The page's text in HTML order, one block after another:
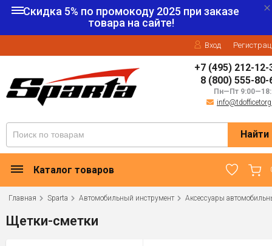
Скидка 5% по промокоду 2025 при заказе
товара на сайте!
Вход
+7 (495) 212-12-
8 (800) 555-80-
Пн—Пт
Найти
Каталог товаров
Главная Sparta Автомобильный инструмент Аксессуары
Щетки-сметки